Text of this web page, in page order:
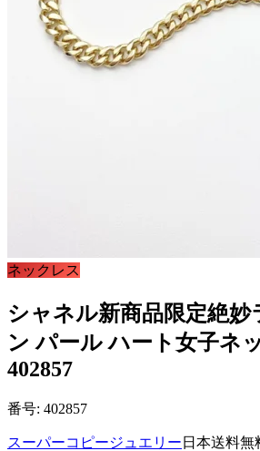
ネックレス
シャネル新商品限定絶妙
ン パール ハート女子ネ
402857
番号: 402857
スーパーコピージュエリー 日本送料無